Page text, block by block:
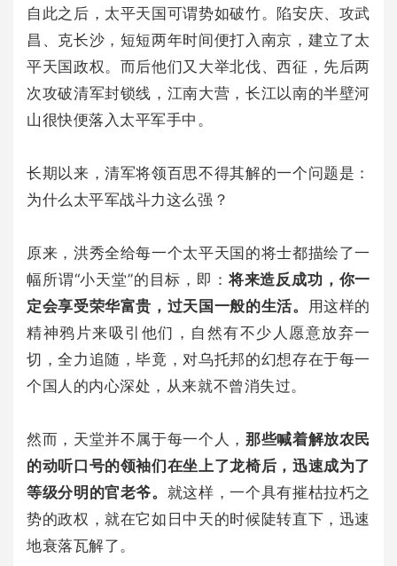
自此之后，太平天国可谓势如破竹。陷安庆、攻武
昌、克长沙，短短两年时间便打入南京，建立了太
平天国政权。而后他们又大举北伐、西征，先后两
次攻破清军封锁线，江南大营，长江以南的半壁河
山很快便落入太平军手中。
长期以来，清军将领百思不得其解的一个问题是：
为什么太平军战斗力这么强？
原来，洪秀全给每一个太平天国的将士都描绘了一
幅所谓“小天堂”的目标，即：将来造反成功，你一
定会享受荣华富贵，过天国一般的生活。
用这样的
精神鸦片来吸引他们，自然有不少人愿意放弃一
切，全力追随，毕竟，对乌托邦的幻想存在于每一
个国人的内心深处，从来就不曾消失过。
然而，天堂并不属于每一个人， 那些喊着解放农民
的动听口号的领袖们在坐上了龙椅后，迅速成为了
等级分明的官老爷。 就这样，一个具有摧枯拉朽之
势的政权，就在它如日中天的时候陡转直下，迅速
地衰落瓦解了。